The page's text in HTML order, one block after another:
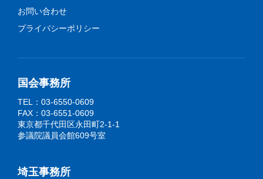
お問い合わせ
プライバシーポリシー
国会事務所
TEL：03-6550-0609
FAX：03-6551-0609
東京都千代田区永田町2-1-1
参議院議員会館609号室
埼玉事務所